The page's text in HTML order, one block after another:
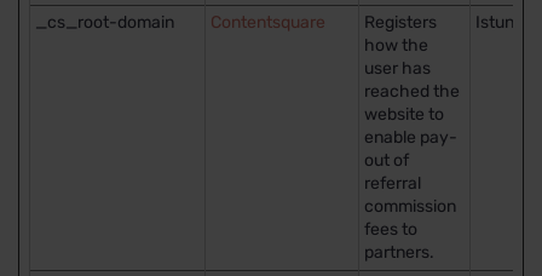
_cs_root-domain Contentsquare
Registers
how the
user has
reached the
website to
enable pay-
out of
referral
commission
fees to
partners.
Istunto